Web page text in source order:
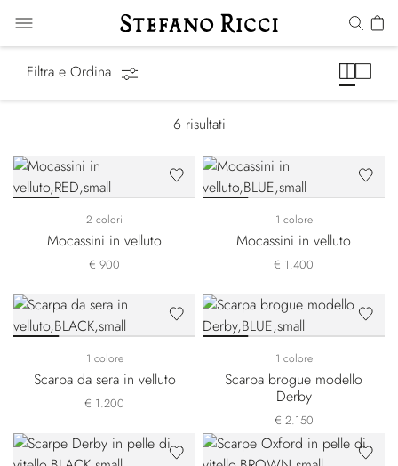
Filtra e Ordina
6 risultati
2 colori
Mocassini in velluto
€ 900
1 colore
Mocassini in velluto
€ 1.400
1 colore
Scarpa da sera in velluto
€ 1.200
1 colore
Scarpa brogue modello
Derby
€ 2.150